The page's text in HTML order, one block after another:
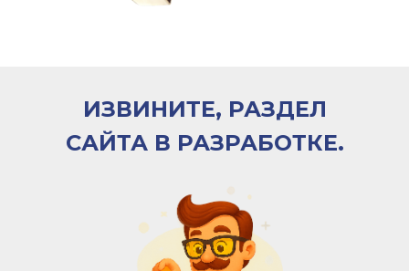
ИЗВИНИТЕ, РАЗДЕЛ
САЙТА В РАЗРАБОТКЕ.